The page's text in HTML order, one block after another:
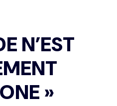
N’EST
»